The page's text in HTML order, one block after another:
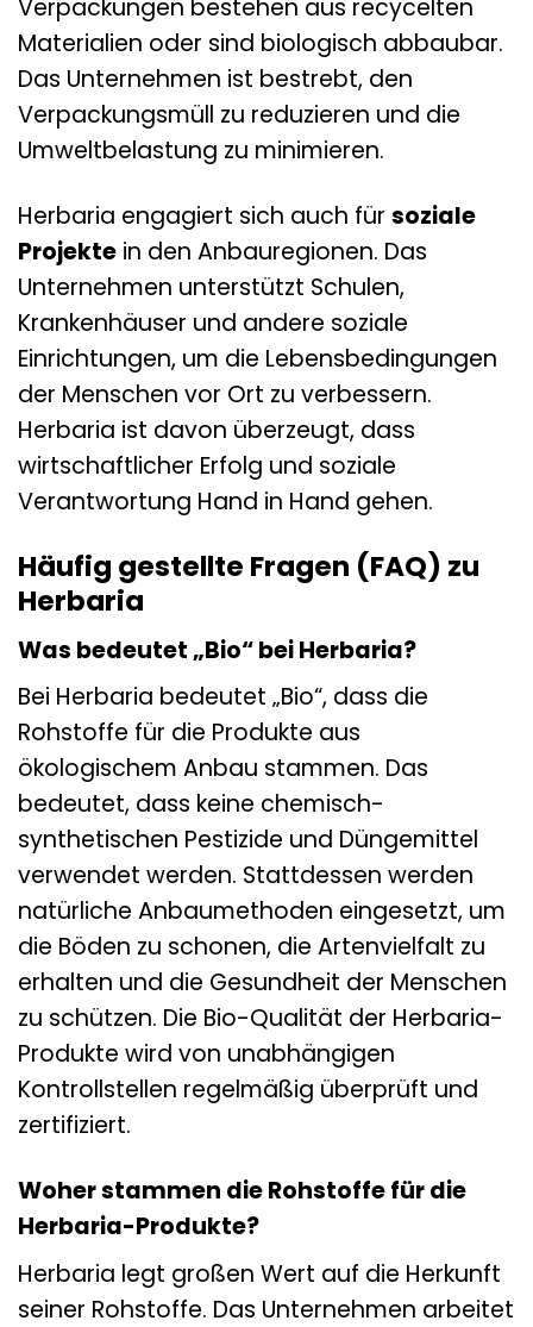
Verpackungen bestehen aus recycelten
Materialien oder sind biologisch abbaubar.
Das Unternehmen ist bestrebt, den
Verpackungsmüll zu reduzieren und die
Umweltbelastung zu minimieren.
Herbaria engagiert sich auch für soziale
Projekte in den Anbauregionen. Das
Unternehmen unterstützt Schulen,
Krankenhäuser und andere soziale
Einrichtungen, um die Lebensbedingungen
der Menschen vor Ort zu verbessern.
Herbaria ist davon überzeugt, dass
wirtschaftlicher Erfolg und soziale
Verantwortung Hand in Hand gehen.
Häufig gestellte Fragen (FAQ) zu
Herbaria
Was bedeutet „Bio“ bei Herbaria?
Bei Herbaria bedeutet „Bio“, dass die
Rohstoffe für die Produkte aus
ökologischem Anbau stammen. Das
bedeutet, dass keine chemisch-
synthetischen Pestizide und Düngemittel
verwendet werden. Stattdessen werden
natürliche Anbaumethoden eingesetzt, um
die Böden zu schonen, die Artenvielfalt zu
erhalten und die Gesundheit der Menschen
zu schützen. Die Bio-Qualität der Herbaria-
Produkte wird von unabhängigen
Kontrollstellen regelmäßig überprüft und
zertifiziert.
Woher stammen die Rohstoffe für die
Herbaria-Produkte?
Herbaria legt großen Wert auf die Herkunft
seiner Rohstoffe. Das Unternehmen arbeitet